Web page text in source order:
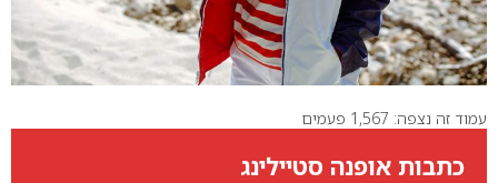
עמוד זה נצפה: 1,567 פעמים
כתבות אופנה סטיילינג